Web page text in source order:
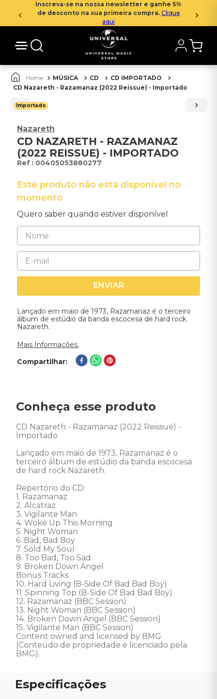
Inscreva-se na nossa newsletter e ganhe 5%
de desconto na sua primeira compra. Clique
aqui
MÚSICA CD
CD IMPORTADO
CD Nazareth - Razamanaz (2022 Reissue) - Importado
Importado
Nazareth
CD NAZARETH - RAZAMANAZ
(2022 REISSUE) - IMPORTADO
: 00405053880277
Este produto não está disponível no
momento
Quero saber quando estiver disponível
ENVIAR
Lançado em maio de 1973, Razamanaz é o terceiro
álbum de estúdio da banda escocesa de hard rock
Nazareth.
Mais Informações.
Compartilhar
Conheça esse produto
CD Nazareth - Razamanaz (2022 Reissue) -
Importado
Lançado em maio de 1973, Razamanaz é o
terceiro álbum de estúdio da banda escocesa
de hard rock Nazareth.
Repertório do CD:
1. Razamanaz
2. Alcatraz
3. Vigilante Man
4. Woke Up This Morning
5. Night Woman
6. Bad, Bad Boy
7. Sold My Soul
8. Too Bad, Too Sad
9. Broken Down Angel
Bonus Tracks
10. Hard Living (B-Side Of Bad Bad Boy)
11. Spinning Top (B-Side Of Bad Bad Boy)
12. Razamanaz (BBC Session)
13. Night Woman (BBC Session)
14. Broken Down Angel (BBC Session)
15. Vigilante Man (BBC Session)
Content owned and licensed by BMG
(Conteúdo de propriedade e licenciado pela
BMG).